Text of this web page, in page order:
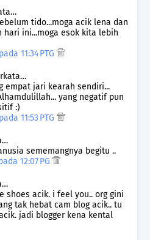
tido...moga acik lena dan
hari ini...moga esok kita lebih
11:34 PTG
empat jari kearah sendiri...
yang negatif pun
:)
11:53 PTG
sememangnya begitu ..
12:07 PG
shoes acik. i feel you.. org gini
tak hebat cam blog acik.. tu
jadi blogger kena kental